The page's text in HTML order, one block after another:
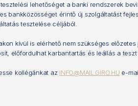
lehetőséget a banki rendszerek
bankközösséget érintő új szolgáltatást
tesztelése céljából.
kívül is elérhető nem szükséges
előfordulhat karbantartás és leállás a
kollégánkat az INFO@MAIL.GIRO.HU e-